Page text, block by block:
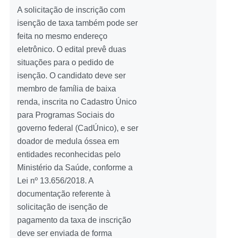
A solicitação de inscrição com
isenção de taxa também pode ser
feita no mesmo endereço
eletrônico. O edital prevê duas
situações para o pedido de
isenção. O candidato deve ser
membro de família de baixa
renda, inscrita no Cadastro Único
para Programas Sociais do
governo federal (CadÚnico), e ser
doador de medula óssea em
entidades reconhecidas pelo
Ministério da Saúde, conforme a
Lei nº 13.656/2018. A
documentação referente à
solicitação de isenção de
pagamento da taxa de inscrição
deve ser enviada de forma